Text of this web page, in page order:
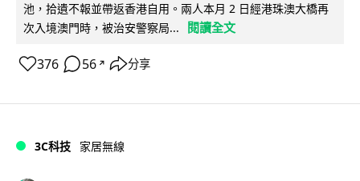
池，拾遺不報並帶返香港自用。兩人本月 2 日經港珠澳大橋再
次入境澳門時，被治安警察局...
閱讀全文
376 56 ↗ 分享
3C科技 家居無線